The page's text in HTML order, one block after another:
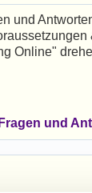
und
Online"
und